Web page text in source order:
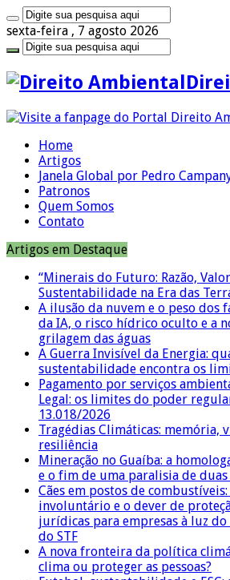
sexta-feira , 7 agosto 2026
Home
Artigos
Janela Global por Pedro
Patronos
Quem Somos
Contato
Artigos em Destaque
“Minerais do Futuro: Razão,
Sustentabilidade na Era das
A ilusão da nuvem e o peso dos
da IA, o risco hídrico oculto e a
grilagem das águas
A Guerra Invisível da Energia:
sustentabilidade encontra os
Pagamento por serviços
Legal: os limites do poder
13.018/2026
Tragédias Climáticas: memória,
resiliência
Mineração no Guaíba: a
e o fim de uma paralisia de duas
Cães em postos de
involuntário e o dever de
jurídicas para empresas à luz
do STF
A nova fronteira da política
clima ou proteger as pessoas?